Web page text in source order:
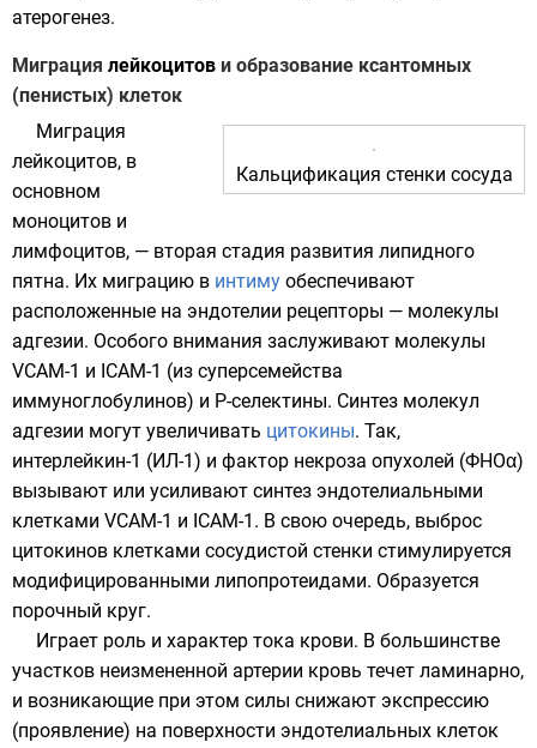
атерогенез.
Миграция лейкоцитов и образование ксантомных
(пенистых) клеток
Кальцификация стенки сосуда
Миграция
лейкоцитов, в
основном
моноцитов и
лимфоцитов, — вторая стадия развития липидного
пятна. Их миграцию в интиму обеспечивают
расположенные на эндотелии рецепторы — молекулы
адгезии. Особого внимания заслуживают молекулы
VCAM-1 и ICAM-1 (из суперсемейства
иммуноглобулинов) и Р-селектины. Синтез молекул
адгезии могут увеличивать цитокины. Так,
интерлейкин-1 (ИЛ-1) и фактор некроза опухолей (ФНОα)
вызывают или усиливают синтез эндотелиальными
клетками VCAM-1 и ICAM-1. В свою очередь, выброс
цитокинов клетками сосудистой стенки стимулируется
модифицированными липопротеидами. Образуется
порочный круг.
Играет роль и характер тока крови. В большинстве
участков неизмененной артерии кровь течет ламинарно,
и возникающие при этом силы снижают экспрессию
(проявление) на поверхности эндотелиальных клеток